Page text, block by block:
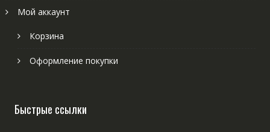
Мой аккаунт
Корзина
Оформление покупки
Быстрые ссылки